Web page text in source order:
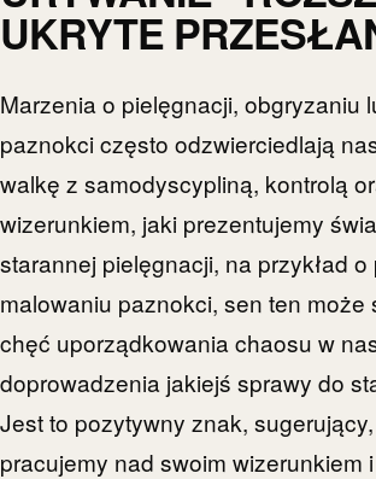
UKRYTE
Marzenia o pielęgnacji, obgryzaniu
paznokci często odzwierciedlają
walkę z samodyscypliną, kontrolą
wizerunkiem, jaki prezentujemy
starannej pielęgnacji, na przykład o
malowaniu paznokci, sen ten może
chęć uporządkowania chaosu w
doprowadzenia jakiejś sprawy do
Jest to pozytywny znak,
pracujemy nad swoim wizerunkiem